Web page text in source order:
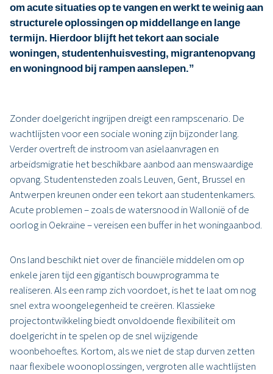
om acute situaties op te vangen en werkt te weinig aan
structurele oplossingen op middellange en lange
termijn. Hierdoor blijft het tekort aan sociale
woningen, studentenhuisvesting, migrantenopvang
en woningnood bij rampen aanslepen.”
Zonder doelgericht ingrijpen dreigt een rampscenario. De
wachtlijsten voor een sociale woning zijn bijzonder lang.
Verder overtreft de instroom van asielaanvragen en
arbeidsmigratie het beschikbare aanbod aan menswaardige
opvang. Studentensteden zoals Leuven, Gent, Brussel en
Antwerpen kreunen onder een tekort aan studentenkamers.
Acute problemen – zoals de watersnood in Wallonië of de
oorlog in Oekraïne – vereisen een buffer in het woningaanbod.
Ons land beschikt niet over de financiële middelen om op
enkele jaren tijd een gigantisch bouwprogramma te
realiseren. Als een ramp zich voordoet, is het te laat om nog
snel extra woongelegenheid te creëren. Klassieke
projectontwikkeling biedt onvoldoende flexibiliteit om
doelgericht in te spelen op de snel wijzigende
woonbehoeftes. Kortom, als we niet de stap durven zetten
naar flexibele woonoplossingen, vergroten alle wachtlijsten